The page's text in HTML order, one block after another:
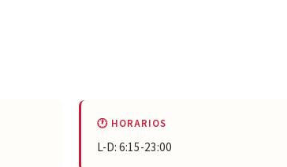
🕐 HORARIOS
L-D: 6:15-23:00